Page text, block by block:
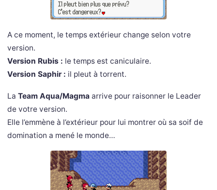
A ce moment, le temps extérieur change selon votre
version.
Version Rubis : le temps est caniculaire.
Version Saphir : il pleut à torrent.
La Team Aqua/Magma arrive pour raisonner le Leader
de votre version.
Elle l’emmène à l’extérieur pour lui montrer où sa soif de
domination a mené le monde…